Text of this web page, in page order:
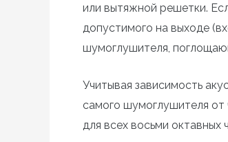
или вытяжной решетки.
допустимого на выходе
шумоглушителя,
Учитывая зависимость
самого шумоглушителя от
для всех восьми октавных